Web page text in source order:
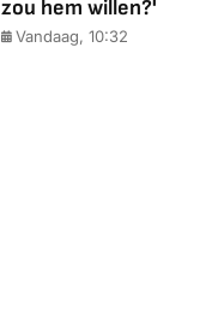
zou hem willen?'
Vandaag, 10:32